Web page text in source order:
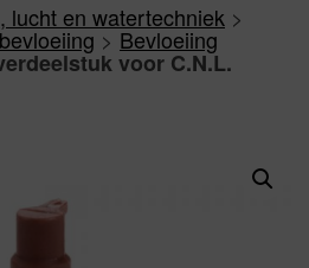
lucht en watertechniek >
>Bevloeiing
voor C.N.L.